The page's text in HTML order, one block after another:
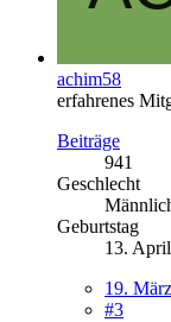
achim58
erfahrenes
Beiträge
941
Geschlecht
Geburtstag
13.
19.
#3